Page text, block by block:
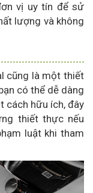
vị uy tín để sử
lượng và không
cũng là một thiết
có thể dễ dàng
cách hữu ích, đây
thiết thực nếu
luật khi tham